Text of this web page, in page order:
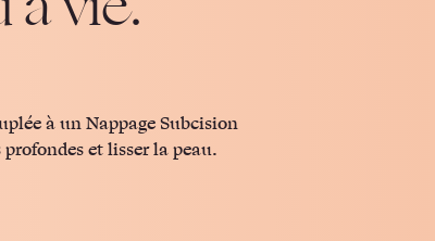
à un Nappage Subcision
et lisser la peau.